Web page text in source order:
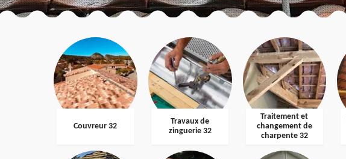
Couvreur 32
Travaux de
zinguerie 32
Traitement et
changement de
charpente 32